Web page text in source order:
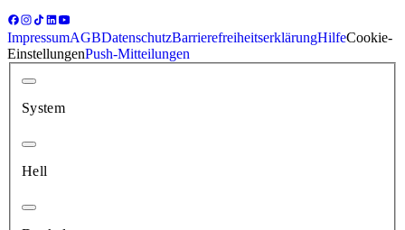
ImpressumAGBDatenschutzBarrierefreiheitserklärungHilfeCookie-
EinstellungenPush-Mitteilungen
System
Hell